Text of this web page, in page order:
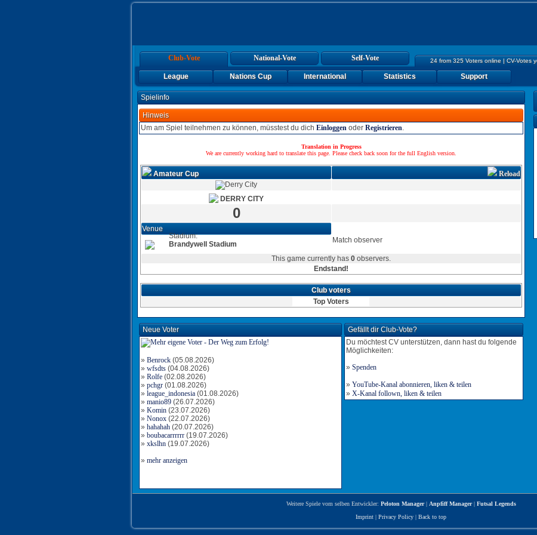
24 from 325 Voters online | CV-Votes
Club-Vote National-Vote Self-Vote
League Nations Cup International Statistics Support
Spielinfo
Hinweis
Um am Spiel teilnehmen zu können, müsstest du dich Einloggen oder Registrieren.
Translation in Progress
We are currently working hard to translate this page. Please check back soon for the full English version.
Amateur Cup Reload
DERRY CITY
0
Venue
Stadium:
Brandywell Stadium
Match observer
This game currently has 0 observers.
Endstand!
Club voters
Top Voters
Neue Voter
» Benrock (05.08.2026)
» wfsdts (04.08.2026)
» Rolfe (02.08.2026)
» pchgr (01.08.2026)
» league_indonesia (01.08.2026)
» manio89 (26.07.2026)
» Komin (23.07.2026)
» Nonox (22.07.2026)
» hahahah (20.07.2026)
» boubacarrrrrr (19.07.2026)
» xkslhn (19.07.2026)
» mehr anzeigen
Gefällt dir Club-Vote?
Du möchtest CV unterstützen, dann hast du folgende
Möglichkeiten:
» Spenden
» YouTube-Kanal abonnieren, liken & teilen
» X-Kanal follown, liken & teilen
Weitere Spiele vom selben Entwickler: Peloton Manager| Anpfiff Manager| Futsal Legends
Imprint | Privacy Policy | Back to top